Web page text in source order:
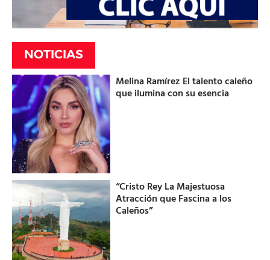
NOTICIAS
Melina Ramírez El talento caleño
que ilumina con su esencia
“Cristo Rey La Majestuosa
Atracción que Fascina a los
Caleños”